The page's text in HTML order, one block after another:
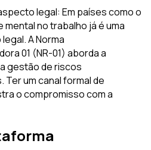
legal: Em países como o
mental no trabalho já é uma
A Norma
01 (NR-01) aborda a
gestão de riscos
Ter um canal formal de
o compromisso com a